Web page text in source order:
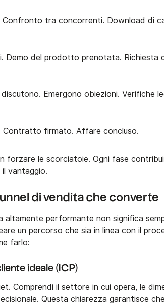
Confronto tra concorrenti. Download di
Demo del prodotto prenotata. Richiesta
Emergono obiezioni. Verifiche
Contratto firmato. Affare concluso.
forzare le scorciatoie. Ogni fase
vantaggio.
di vendita che converte
altamente performante non significa
un percorso che sia in linea con il
farlo:
ideale (ICP)
Comprendi il settore in cui opera, le
Questa chiarezza garantisce